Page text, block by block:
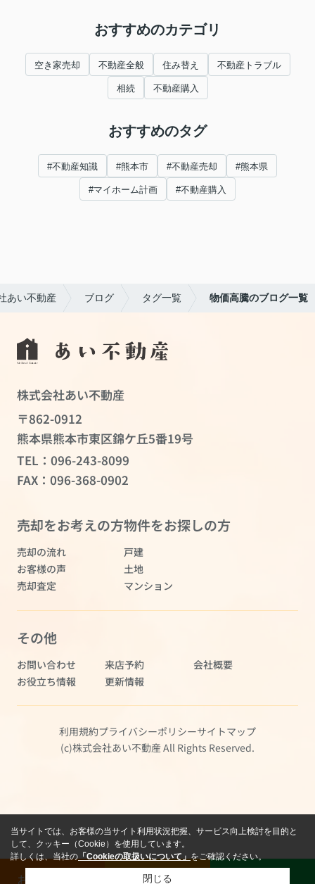
おすすめのカテゴリ
空き家売却 不動産全般 住み替え 不動産トラブル
相続 不動産購入
おすすめのタグ
#不動産知識 #熊本市 #不動産売却 #熊本県
#マイホーム計画 #不動産購入
あい不動産 ブログ タグ一覧 物価高騰のブログ一覧
株式会社あい不動産
〒862-0912
熊本県熊本市東区錦ケ丘5番19号
TEL： 096-243-8099
FAX：096-368-0902
売却をお考えの方
売却の流れ
お客様の声
売却査定
物件をお探しの方
戸建
土地
マンション
その他
お問い合わせ 来店予約
会社概要
お役立ち情報
更新情報
利用規約プライバシーポリシーサイトマップ
(c)株式会社あい不動産 All Rights Reserved.
お問い合わせ 売却査定
当サイトでは、お客様の当サイト利用状況把握、サービス向上検討を目的と
して、クッキー（Cookie）を使用しています。
詳しくは、当社の「Cookieの取扱いについて」をご確認ください。
閉じる